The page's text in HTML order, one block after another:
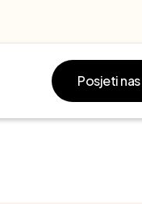
Posjeti nas